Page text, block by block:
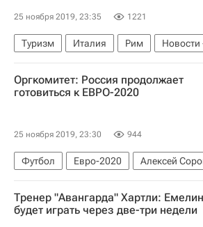
25 ноября 2019, 23:35 1221
Туризм Италия Рим
Новости
туристы
Туризм
Оргкомитет: Россия продолжает
готовиться к ЕВРО-2020
25 ноября 2019, 23:30 944
Футбол Евро-2020 Алексей
Тренер "Авангарда" Хартли: Емелин
будет играть через две-три недели